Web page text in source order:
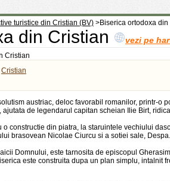
turistice din Cristian (BV) >Biserica ortodoxa din
din Cristian vezi pe
Cristian
Cristian
austriac, deloc favorabil romanilor, printr-o
de legendarul capitan scheian Ilie Birt,
constructie din piatra, la staruintele vechiului
brasovean Nicolae Ciurcu si a sotiei sale, Despa.
Domnului, este tarnosita de episcopul
este construita dupa un plan simplu, intalnit